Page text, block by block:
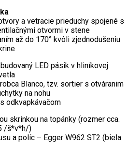
a vetracie prieduchy spojené s
otvormi v stene
až do 170° kvôli zjednodušeniu
LED pásik v hliníkovej
Blanco, tzv. sortier s otváranim
na nohu
s odkvapkávačom
skrinkou na topánky (rozmer cca.
/š*v*h/)
a políc – Egger W962 ST2 (biela